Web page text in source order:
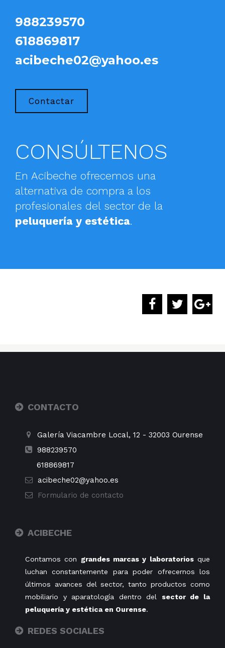
988239570
618869817
acibeche02@yahoo.es
Contactar
CONSÚLTENOS
En Acibeche ofrecemos una
alternativa de compra a los
profesionales del sector de la
peluquería y estética.
CONTACTO
Galería Viacambre Local, 12 - 32003 Ourense
988239570
618869817
acibeche02@yahoo.es
Formulario de contacto
ACIBECHE
Contamos con grandes marcas y laboratoriosque
luchan constantemente para poder ofrecernos los
últimos avances del sector, tanto productos como
mobiliario y aparatología dentro del sector de la
peluquería y estética en Ourense.
REDES SOCIALES